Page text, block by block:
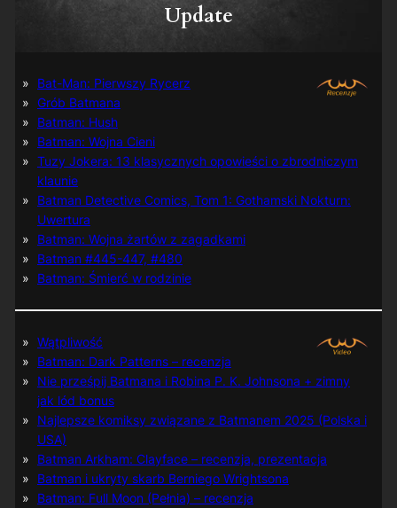
Update
Bat-Man: Pierwszy Rycerz
Grób Batmana
Batman: Hush
Batman: Wojna Cieni
Tuzy Jokera: 13 klasycznych opowieści o zbrodniczym
klaunie
Batman Detective Comics, Tom 1: Gothamski Nokturn:
Uwertura
Batman: Wojna żartów z zagadkami
Batman #445-447, #480
Batman: Śmierć w rodzinie
Wątpliwość
Batman: Dark Patterns – recenzja
Nie prześpij Batmana i Robina P. K. Johnsona + zimny
jak lód bonus
Najlepsze komiksy związane z Batmanem 2025 (Polska i
USA)
Batman Arkham: Clayface – recenzja, prezentacja
Batman i ukryty skarb Berniego Wrightsona
Batman: Full Moon (Pełnia) – recenzja